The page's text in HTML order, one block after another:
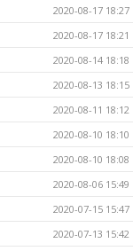
2020-08-17 18:27
2020-08-17 18:21
2020-08-14 18:18
2020-08-13 18:15
2020-08-11 18:12
2020-08-10 18:10
2020-08-10 18:08
2020-08-06 15:49
2020-07-15 15:47
2020-07-13 15:42